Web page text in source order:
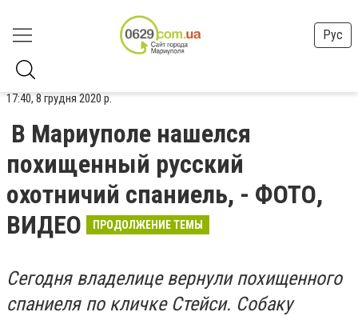
Рус
17:40, 8 грудня 2020 р.
В Мариуполе нашелся
похищенный русский
охотничий спаниель, - ФОТО,
ВИДЕО
ПРОДОЛЖЕНИЕ ТЕМЫ
Сегодня владелице вернули похищенного
спаниеля по кличке Стейси. Собаку